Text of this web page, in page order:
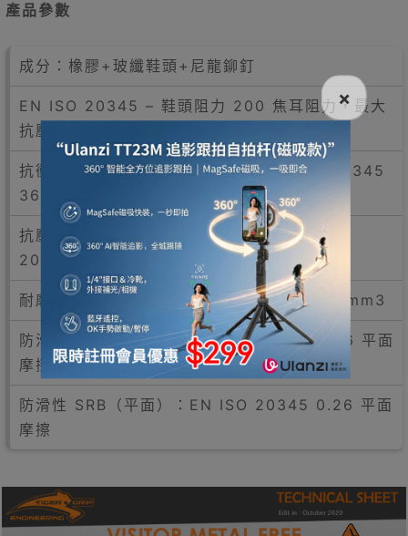
產品參數
成分：橡膠+玻纖鞋頭+尼龍鉚釘
EN ISO 20345 – 鞋頭阻力 200 焦耳阻力，最大
抗壓強度。 1500 DaN 負載
抗衝擊性（衝擊後間隙 200J）：EN ISO 20345
36 mm
抗壓強度（壓縮 15kN 後的間隙）：EN ISO
20345 30 mm
耐磨性（體積損失）：EN ISO 20345 140 mm3
防滑性 SRA（平面）：EN ISO 20345 0.36 平面
摩擦
防滑性 SRB（平面）：EN ISO 20345 0.26 平面
摩擦
×